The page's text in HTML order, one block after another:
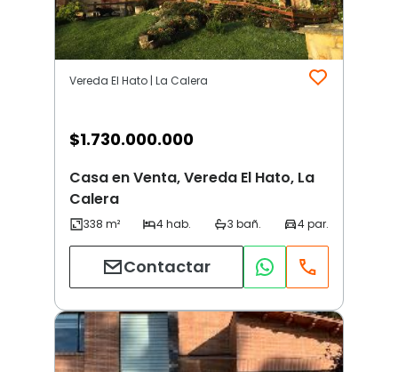
Vereda El Hato | La Calera
$1.730.000.000
Casa en Venta, Vereda El Hato, La
Calera
Contactar